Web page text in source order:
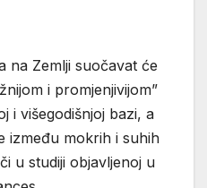
na Zemlji suočavat će
i promjenjivijom”
i višegodišnjoj bazi, a
između mokrih i suhih
u studiji objavljenoj u